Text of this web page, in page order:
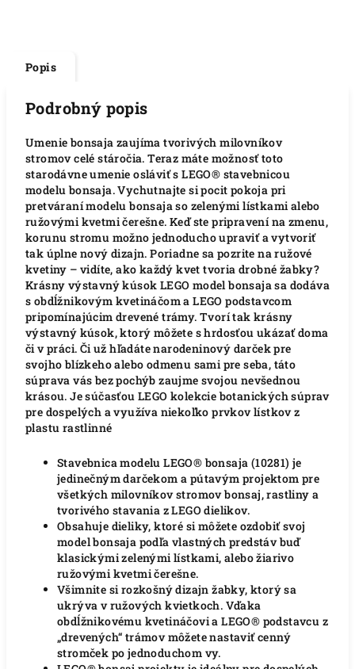
Popis
Podrobný popis
Umenie bonsaja zaujíma tvorivých milovníkov
stromov celé stáročia. Teraz máte možnosť toto
starodávne umenie osláviť s LEGO® stavebnicou
modelu bonsaja. Vychutnajte si pocit pokoja pri
pretváraní modelu bonsaja so zelenými lístkami alebo
ružovými kvetmi čerešne. Keď ste pripravení na zmenu,
korunu stromu možno jednoducho upraviť a vytvoriť
tak úplne nový dizajn. Poriadne sa pozrite na ružové
kvetiny – vidíte, ako každý kvet tvoria drobné žabky?
Krásny výstavný kúsok LEGO model bonsaja sa dodáva
s obdĺžnikovým kvetináčom a LEGO podstavcom
pripomínajúcim drevené trámy. Tvorí tak krásny
výstavný kúsok, ktorý môžete s hrdosťou ukázať doma
či v práci. Či už hľadáte narodeninový darček pre
svojho blízkeho alebo odmenu sami pre seba, táto
súprava vás bez pochýb zaujme svojou nevšednou
krásou. Je súčasťou LEGO kolekcie botanických súprav
pre dospelých a využíva niekoľko prvkov lístkov z
plastu rastlinné
Stavebnica modelu LEGO® bonsaja (10281) je
jedinečným darčekom a pútavým projektom pre
všetkých milovníkov stromov bonsaj, rastliny a
tvorivého stavania z LEGO dielikov.
Obsahuje dieliky, ktoré si môžete ozdobiť svoj
model bonsaja podľa vlastných predstáv buď
klasickými zelenými lístkami, alebo žiarivo
ružovými kvetmi čerešne.
Všimnite si rozkošný dizajn žabky, ktorý sa
ukrýva v ružových kvietkoch. Vďaka
obdĺžnikovému kvetináčovi a LEGO® podstavcu z
„drevených“ trámov môžete nastaviť cenný
stromček po jednoduchom vy.